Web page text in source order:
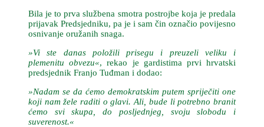
Bila je to prva službena smotra postrojbe koja je predala
prijavak Predsjedniku, pa je i sam čin označio povijesno
osnivanje oružanih snaga.
»Vi ste danas položili prisegu i preuzeli veliku i
plemenitu obvezu«, rekao je gardistima prvi hrvatski
predsjednik Franjo Tuđman i dodao:
»Nadam se da ćemo demokratskim putem spriječiti one
koji nam žele raditi o glavi. Ali, bude li potrebno branit
ćemo svi skupa, do posljednjeg, svoju slobodu i
suverenost.«